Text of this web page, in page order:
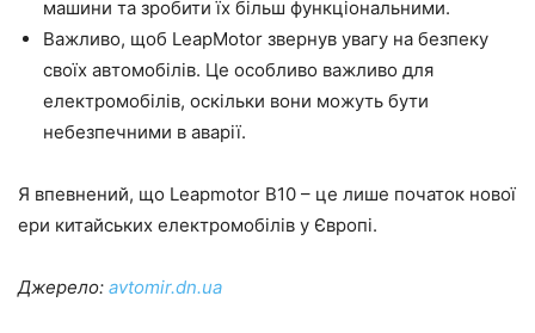
машини та зробити їх більш функціональними.
Важливо, щоб LeapMotor звернув увагу на безпеку
своїх автомобілів. Це особливо важливо для
електромобілів, оскільки вони можуть бути
небезпечними в аварії.
Я впевнений, що Leapmotor B10 – це лише початок нової
ери китайських електромобілів у Європі.
Джерело: avtomir.dn.ua